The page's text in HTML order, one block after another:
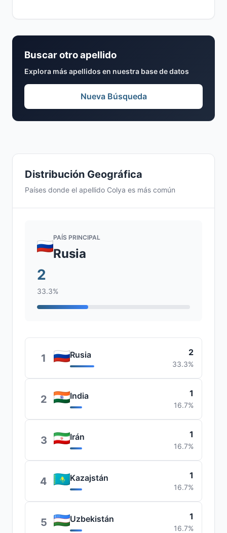
Distribución Geográfica
Países donde el apellido Colya es más común
PAÍS PRINCIPAL
Rusia
2
33.3%
1 Rusia 2
33.3%
2 India 1
16.7%
3 Irán 1
16.7%
4 Kazajstán 1
16.7%
5 Uzbekistán 1
16.7%
Buscar otro apellido
Explora más apellidos en nuestra base de datos
Nueva Búsqueda